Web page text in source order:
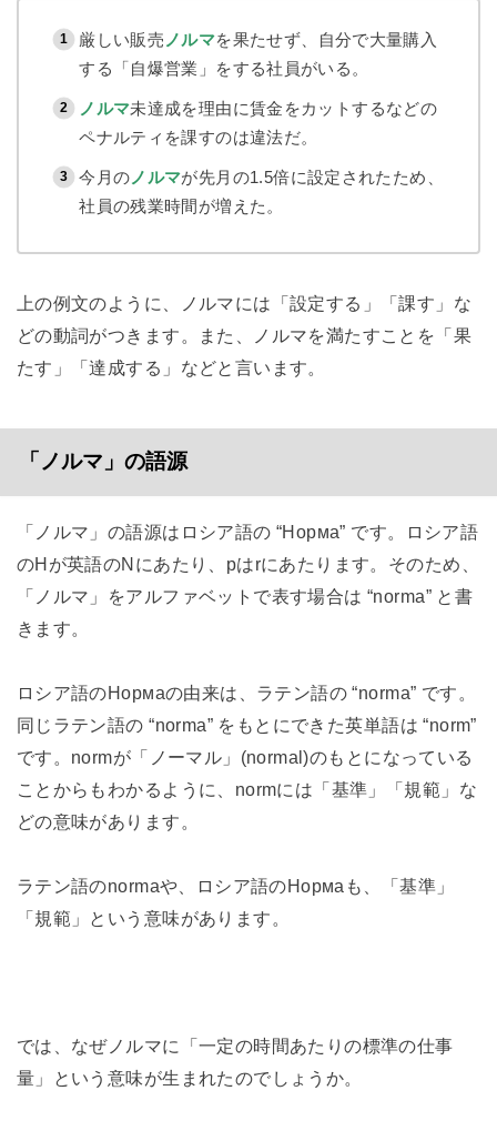
厳しい販売 ノルマを果たせず、自分で大量購入
する「自爆営業」をする社員がいる。
ノルマ未達成を理由に賃金をカットするなどの
ペナルティを課すのは違法だ。
今月の ノルマが先月の1.5倍に設定されたため、
社員の残業時間が増えた。
上の例文のように、ノルマには「設定する」「課す」な
どの動詞がつきます。また、ノルマを満たすことを「果
たす」「達成する」などと言います。
「ノルマ」の語源
「ノルマ」の語源はロシア語の “Норма” です。ロシア語
のНが英語のNにあたり、рはrにあたります。そのため、
「ノルマ」をアルファベットで表す場合は “norma” と書
きます。
ロシア語のНормаの由来は、ラテン語の “norma” です。
同じラテン語の “norma” をもとにできた英単語は “norm”
です。normが「ノーマル」(normal)のもとになっている
ことからもわかるように、normには「基準」「規範」な
どの意味があります。
ラテン語のnormaや、ロシア語のНормаも、「基準」
「規範」という意味があります。
では、なぜノルマに「一定の時間あたりの標準の仕事
量」という意味が生まれたのでしょうか。